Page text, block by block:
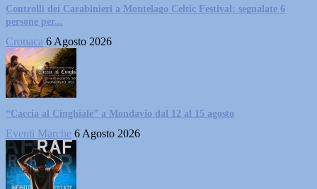
Controlli dei Carabinieri a Montelago Celtic Festival: segnalate 6
persone per...
Cronaca 6 Agosto 2026
“Caccia al Cinghiale” a Mondavio dal 12 al 15 agosto
Eventi Marche 6 Agosto 2026